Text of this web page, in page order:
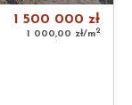
1 500 000 zł
1 000,00 zł/m2